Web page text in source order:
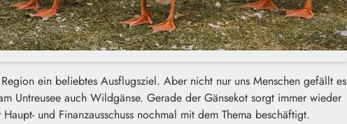
ein beliebtes Ausflugsziel. Aber nicht nur uns Menschen gefällt es
Untreusee auch Wildgänse. Gerade der Gänsekot sorgt immer wieder
und Finanzausschuss nochmal mit dem Thema beschäftigt.